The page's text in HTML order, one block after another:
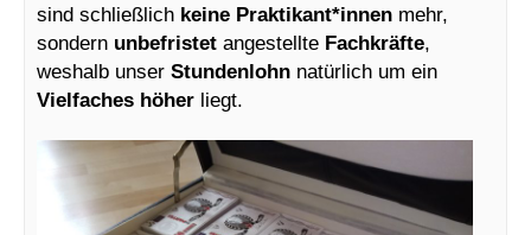
sind schließlich keine Praktikant*innen mehr,
sondern unbefristet angestellte Fachkräfte,
weshalb unser Stundenlohn natürlich um ein
Vielfaches höher liegt.